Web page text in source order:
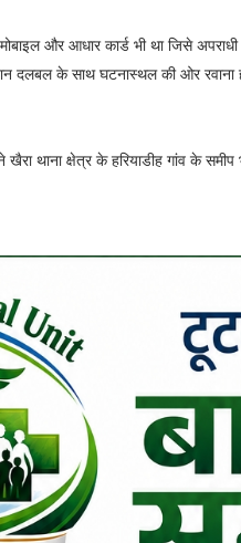
और आधार कार्ड भी था जिसे
दलबल के साथ घटनास्थल की ओर
खैरा थाना क्षेत्र के हरियाडीह गांव के